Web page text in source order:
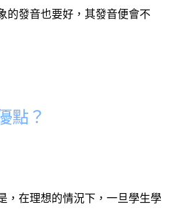
的發音也要好，其發音便會不
點？
，在理想的情況下，一旦學生學